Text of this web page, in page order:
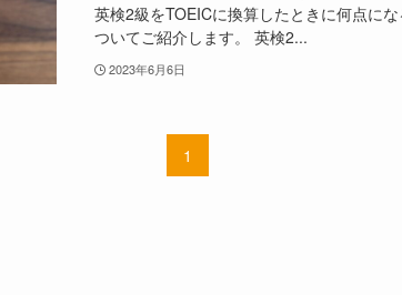
英検2級をTOEICに換算したときに何点に
ついてご紹介します。 英検2...
2023年6月6日
1